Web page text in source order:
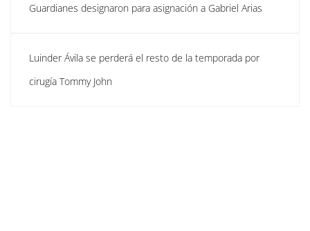
Guardianes designaron para asignación a Gabriel Arias
Luinder Ávila se perderá el resto de la temporada por
cirugía Tommy John